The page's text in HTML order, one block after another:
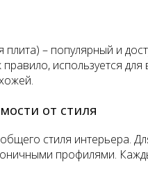
– популярный и
используется
от стиля
стиля интерьера.
профилями.